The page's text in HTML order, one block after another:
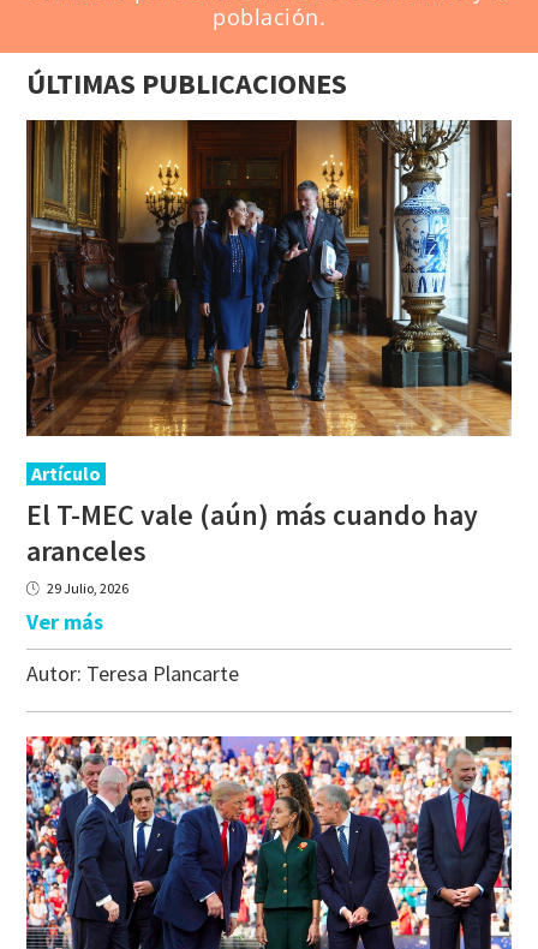
población.
ÚLTIMAS PUBLICACIONES
Artículo
El T-MEC vale (aún) más cuando hay
aranceles
29 Julio, 2026
Ver más
Autor: Teresa Plancarte